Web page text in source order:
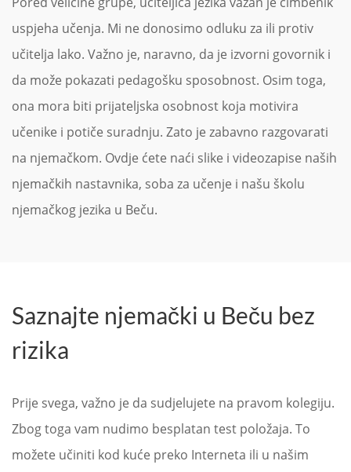
uspjeha učenja. Mi ne donosimo odluku za ili protiv
učitelja lako. Važno je, naravno, da je izvorni govornik i
da može pokazati pedagošku sposobnost. Osim toga,
ona mora biti prijateljska osobnost koja motivira
učenike i potiče suradnju. Zato je zabavno razgovarati
na njemačkom. Ovdje ćete naći slike i videozapise naših
njemačkih nastavnika, soba za učenje i našu školu
njemačkog jezika u Beču.
Saznajte njemački u Beču bez
rizika
Prije svega, važno je da sudjelujete na pravom kolegiju.
Zbog toga vam nudimo besplatan test položaja. To
možete učiniti kod kuće preko Interneta ili u našim